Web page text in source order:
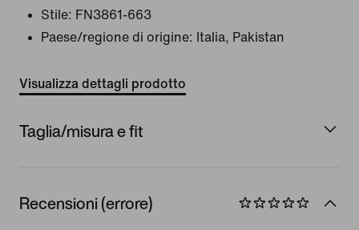
Stile: FN3861-663
Paese/regione di origine: Italia, Pakistan
Visualizza dettagli prodotto
Taglia/misura e fit
Recensioni (errore)